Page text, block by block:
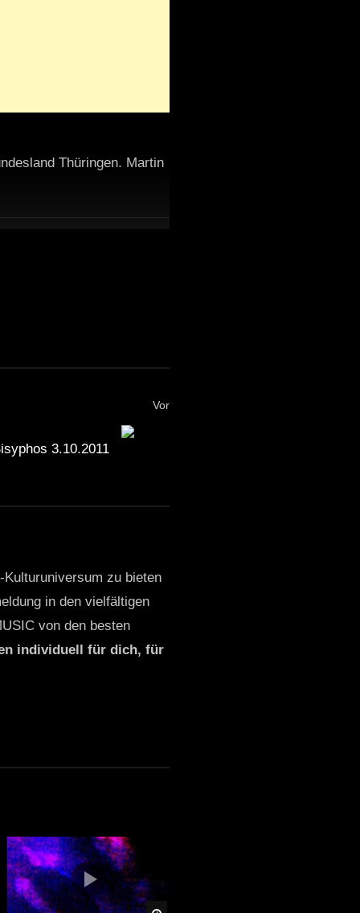
Thüringen. Martin
Vor
3.10.2011
zu bieten
in den vielfältigen
von den besten
individuell für dich, für